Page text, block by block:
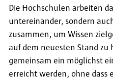
Die Hochschulen arbeiten
untereinander, sondern
zusammen, um Wissen
auf dem neuesten Stand zu
gemeinsam ein möglichst
erreicht werden, ohne dass